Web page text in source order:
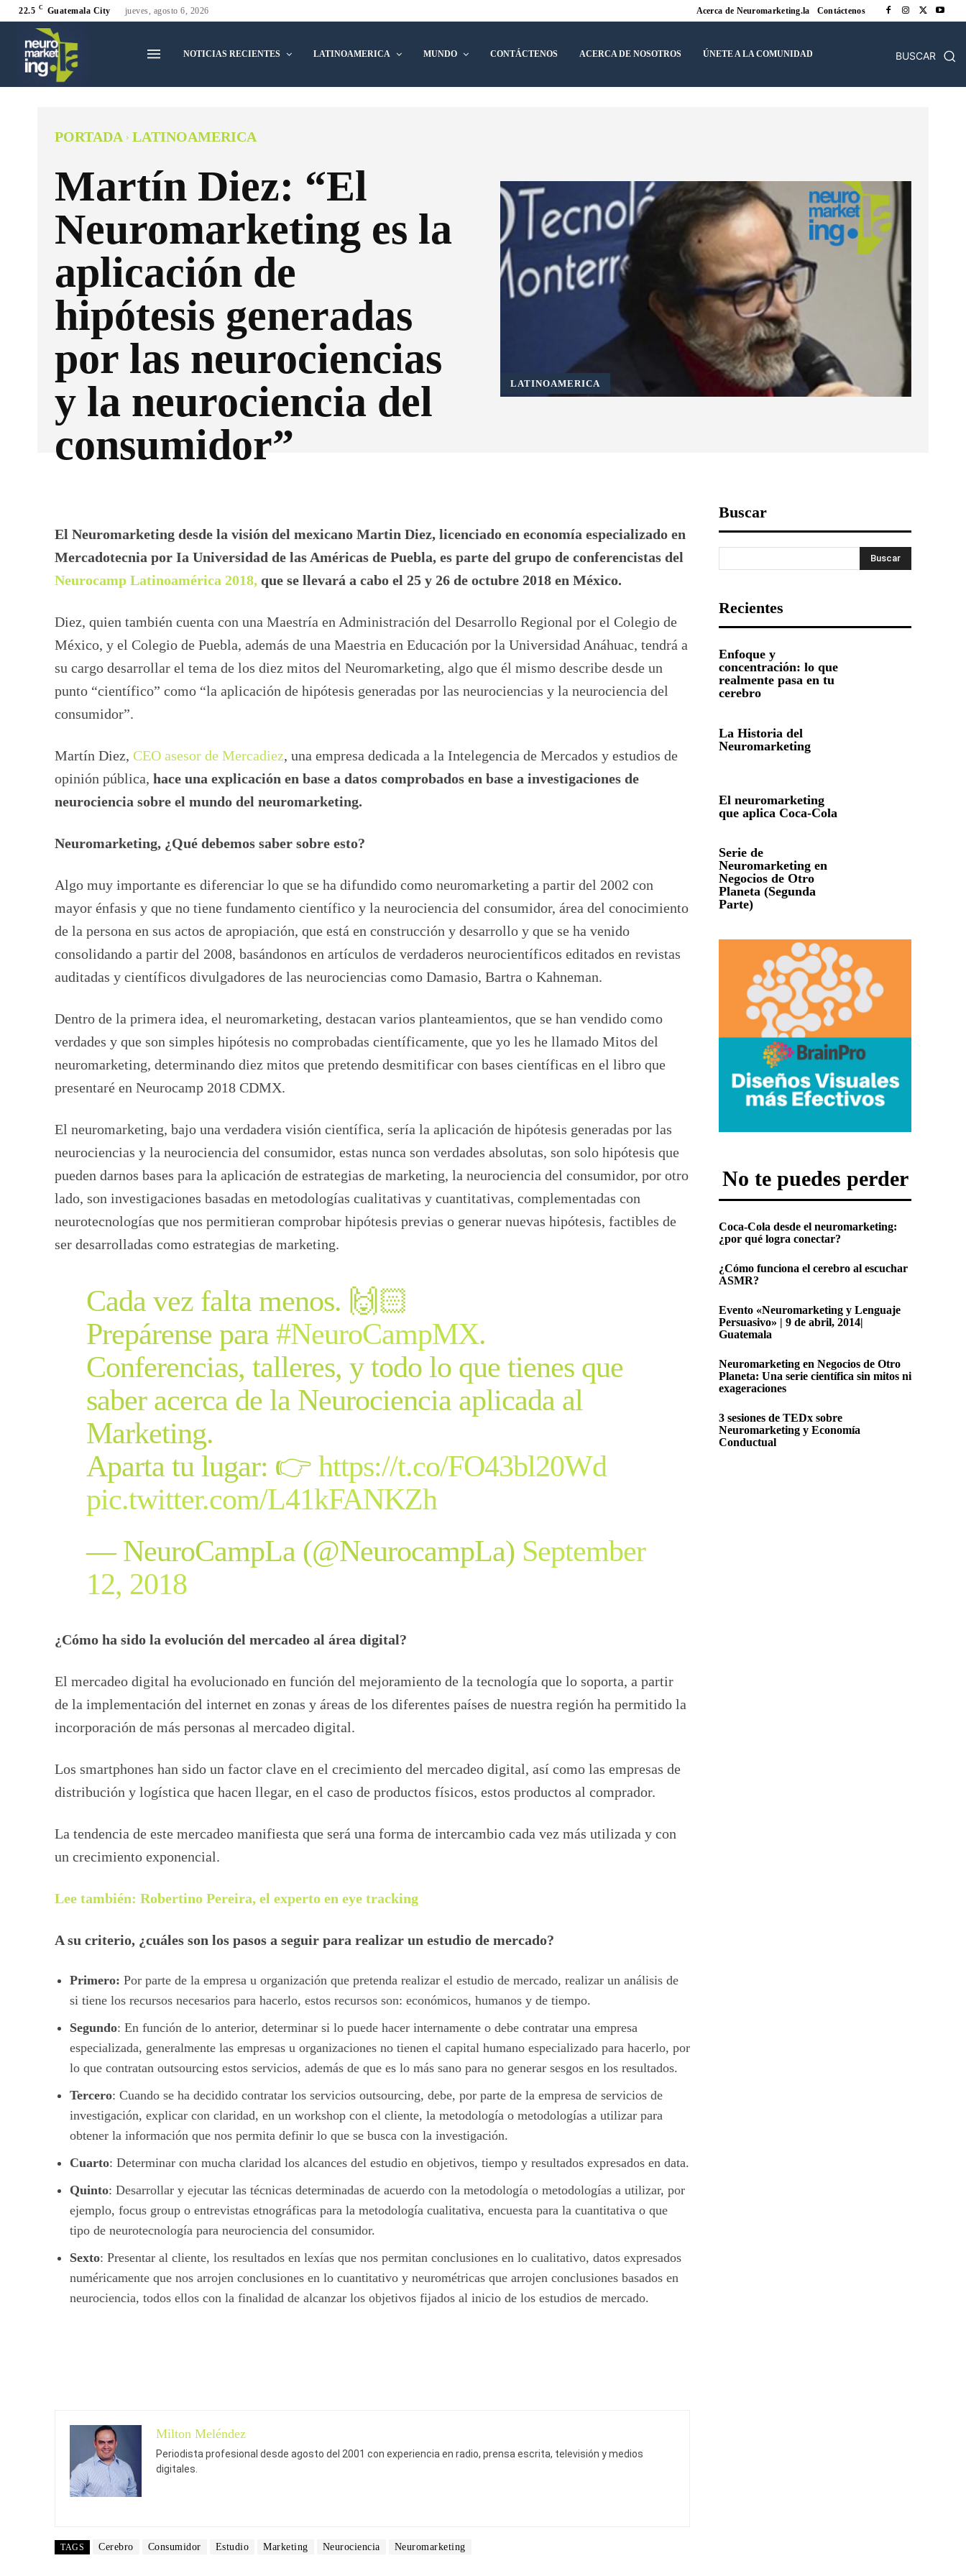
22.5 C Guatemala City jueves, agosto 6, 2026 Acerca de Neuromarketing.la Contáctenos
NOTICIAS RECIENTES LATINOAMERICA MUNDO CONTÁCTENOS ACERCA DE NOSOTROS ÚNETE A LA COMUNIDAD BUSCAR
PORTADA LATINOAMERICA
Martín Diez: “El
Neuromarketing es la
aplicación de
hipótesis generadas
por las neurociencias
y la neurociencia del
consumidor”
LATINOAMERICA
El Neuromarketing desde la visión del mexicano Martin Diez, licenciado en economía especializado en
Mercadotecnia por Ia Universidad de las Américas de Puebla, es parte del grupo de conferencistas del
Neurocamp Latinoamérica 2018, que se llevará a cabo el 25 y 26 de octubre 2018 en México.
Diez, quien también cuenta con una Maestría en Administración del Desarrollo Regional por el Colegio de
México, y el Colegio de Puebla, además de una Maestria en Educación por la Universidad Anáhuac, tendrá a
su cargo desarrollar el tema de los diez mitos del Neuromarketing, algo que él mismo describe desde un
punto “científico” como “la aplicación de hipótesis generadas por las neurociencias y la neurociencia del
consumidor”.
Martín Diez, CEO asesor de Mercadiez, una empresa dedicada a la Intelegencia de Mercados y estudios de
opinión pública, hace una explicación en base a datos comprobados en base a investigaciones de
neurociencia sobre el mundo del neuromarketing.
Neuromarketing, ¿Qué debemos saber sobre esto?
Algo muy importante es diferenciar lo que se ha difundido como neuromarketing a partir del 2002 con
mayor énfasis y que no tiene fundamento científico y la neurociencia del consumidor, área del conocimiento
de la persona en sus actos de apropiación, que está en construcción y desarrollo y que se ha venido
consolidando a partir del 2008, basándonos en artículos de verdaderos neurocientíficos editados en revistas
auditadas y científicos divulgadores de las neurociencias como Damasio, Bartra o Kahneman.
Dentro de la primera idea, el neuromarketing, destacan varios planteamientos, que se han vendido como
verdades y que son simples hipótesis no comprobadas científicamente, que yo les he llamado Mitos del
neuromarketing, determinando diez mitos que pretendo desmitificar con bases científicas en el libro que
presentaré en Neurocamp 2018 CDMX.
El neuromarketing, bajo una verdadera visión científica, sería la aplicación de hipótesis generadas por las
neurociencias y la neurociencia del consumidor, estas nunca son verdades absolutas, son solo hipótesis que
pueden darnos bases para la aplicación de estrategias de marketing, la neurociencia del consumidor, por otro
lado, son investigaciones basadas en metodologías cualitativas y cuantitativas, complementadas con
neurotecnologías que nos permitieran comprobar hipótesis previas o generar nuevas hipótesis, factibles de
ser desarrolladas como estrategias de marketing.
Cada vez falta menos. 🙌🏻
Prepárense para#NeuroCampMX.
Conferencias, talleres, y todo lo que tienes que
saber acerca de la Neurociencia aplicada al
Marketing.
Aparta tu lugar: 👉https://t.co/FO43bl20Wd
pic.twitter.com/L41kFANKZh
— NeuroCampLa (@NeurocampLa) September
12, 2018
¿Cómo ha sido la evolución del mercadeo al área digital?
El mercadeo digital ha evolucionado en función del mejoramiento de la tecnología que lo soporta, a partir
de la implementación del internet en zonas y áreas de los diferentes países de nuestra región ha permitido la
incorporación de más personas al mercadeo digital.
Los smartphones han sido un factor clave en el crecimiento del mercadeo digital, así como las empresas de
distribución y logística que hacen llegar, en el caso de productos físicos, estos productos al comprador.
La tendencia de este mercadeo manifiesta que será una forma de intercambio cada vez más utilizada y con
un crecimiento exponencial.
Lee también: Robertino Pereira, el experto en eye tracking
A su criterio, ¿cuáles son los pasos a seguir para realizar un estudio de mercado?
Primero: Por parte de la empresa u organización que pretenda realizar el estudio de mercado, realizar un análisis de
si tiene los recursos necesarios para hacerlo, estos recursos son: económicos, humanos y de tiempo.
Segundo: En función de lo anterior, determinar si lo puede hacer internamente o debe contratar una empresa
especializada, generalmente las empresas u organizaciones no tienen el capital humano especializado para hacerlo, por
lo que contratan outsourcing estos servicios, además de que es lo más sano para no generar sesgos en los resultados.
Tercero: Cuando se ha decidido contratar los servicios outsourcing, debe, por parte de la empresa de servicios de
investigación, explicar con claridad, en un workshop con el cliente, la metodología o metodologías a utilizar para
obtener la información que nos permita definir lo que se busca con la investigación.
Cuarto: Determinar con mucha claridad los alcances del estudio en objetivos, tiempo y resultados expresados en data.
Quinto: Desarrollar y ejecutar las técnicas determinadas de acuerdo con la metodología o metodologías a utilizar, por
ejemplo, focus group o entrevistas etnográficas para la metodología cualitativa, encuesta para la cuantitativa o que
tipo de neurotecnología para neurociencia del consumidor.
Sexto: Presentar al cliente, los resultados en lexías que nos permitan conclusiones en lo cualitativo, datos expresados
numéricamente que nos arrojen conclusiones en lo cuantitativo y neurométricas que arrojen conclusiones basados en
neurociencia, todos ellos con la finalidad de alcanzar los objetivos fijados al inicio de los estudios de mercado.
Milton Meléndez
Periodista profesional desde agosto del 2001 con experiencia en radio, prensa escrita, televisión y medios
digitales.
TAGS Cerebro Consumidor Estudio Marketing Neurociencia Neuromarketing
Buscar
Buscar
Recientes
Enfoque y
concentración: lo que
realmente pasa en tu
cerebro
La Historia del
Neuromarketing
El neuromarketing
que aplica Coca-Cola
Serie de
Neuromarketing en
Negocios de Otro
Planeta (Segunda
Parte)
No te puedes perder
Coca-Cola desde el neuromarketing:
¿por qué logra conectar?
¿Cómo funciona el cerebro al escuchar
ASMR?
Evento «Neuromarketing y Lenguaje
Persuasivo» | 9 de abril, 2014|
Guatemala
Neuromarketing en Negocios de Otro
Planeta: Una serie científica sin mitos ni
exageraciones
3 sesiones de TEDx sobre
Neuromarketing y Economía
Conductual